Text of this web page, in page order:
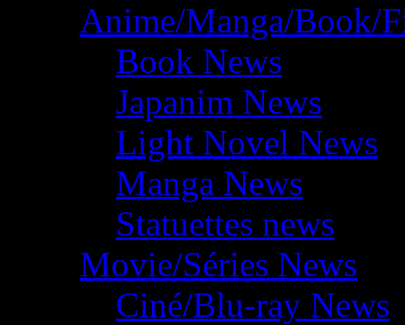
Anime/Manga/Book/
Book News
Japanim News
Light Novel News
Manga News
Statuettes news
Movie/Séries News
Ciné/Blu-ray News